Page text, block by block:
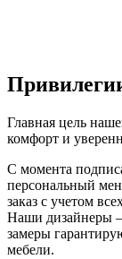
Главная цель
комфорт и
С момента
персональный
заказ с учетом
Наши дизайнеры
замеры
мебели.